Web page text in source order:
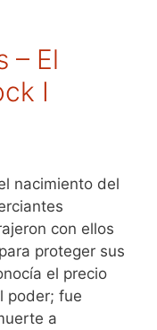
– El
I
nacimiento del
con ellos
proteger sus
el precio
poder; fue
a